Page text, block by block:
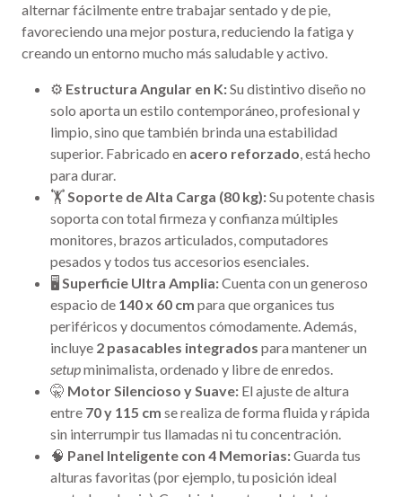
alternar fácilmente entre trabajar sentado y de pie,
favoreciendo una mejor postura, reduciendo la fatiga y
creando un entorno mucho más saludable y activo.
⚙️ Estructura Angular en K:Su distintivo diseño no
solo aporta un estilo contemporáneo, profesional y
limpio, sino que también brinda una estabilidad
superior. Fabricado en acero reforzado, está hecho
para durar.
🏋️Soporte de Alta Carga (80 kg):Su potente chasis
soporta con total firmeza y confianza múltiples
monitores, brazos articulados, computadores
pesados y todos tus accesorios esenciales.
🖥️ Superficie Ultra Amplia:Cuenta con un generoso
espacio de 140 x 60 cm para que organices tus
periféricos y documentos cómodamente. Además,
incluye 2 pasacables integrados para mantener un
setupminimalista, ordenado y libre de enredos.
🤫 Motor Silencioso y Suave: El ajuste de altura
entre 70 y 115 cm se realiza de forma fluida y rápida
sin interrumpir tus llamadas ni tu concentración.
🧠 Panel Inteligente con 4 Memorias:Guarda tus
alturas favoritas (por ejemplo, tu posición ideal